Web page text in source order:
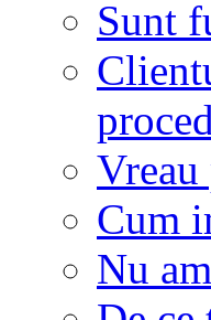
Sunt
Cum
Nu